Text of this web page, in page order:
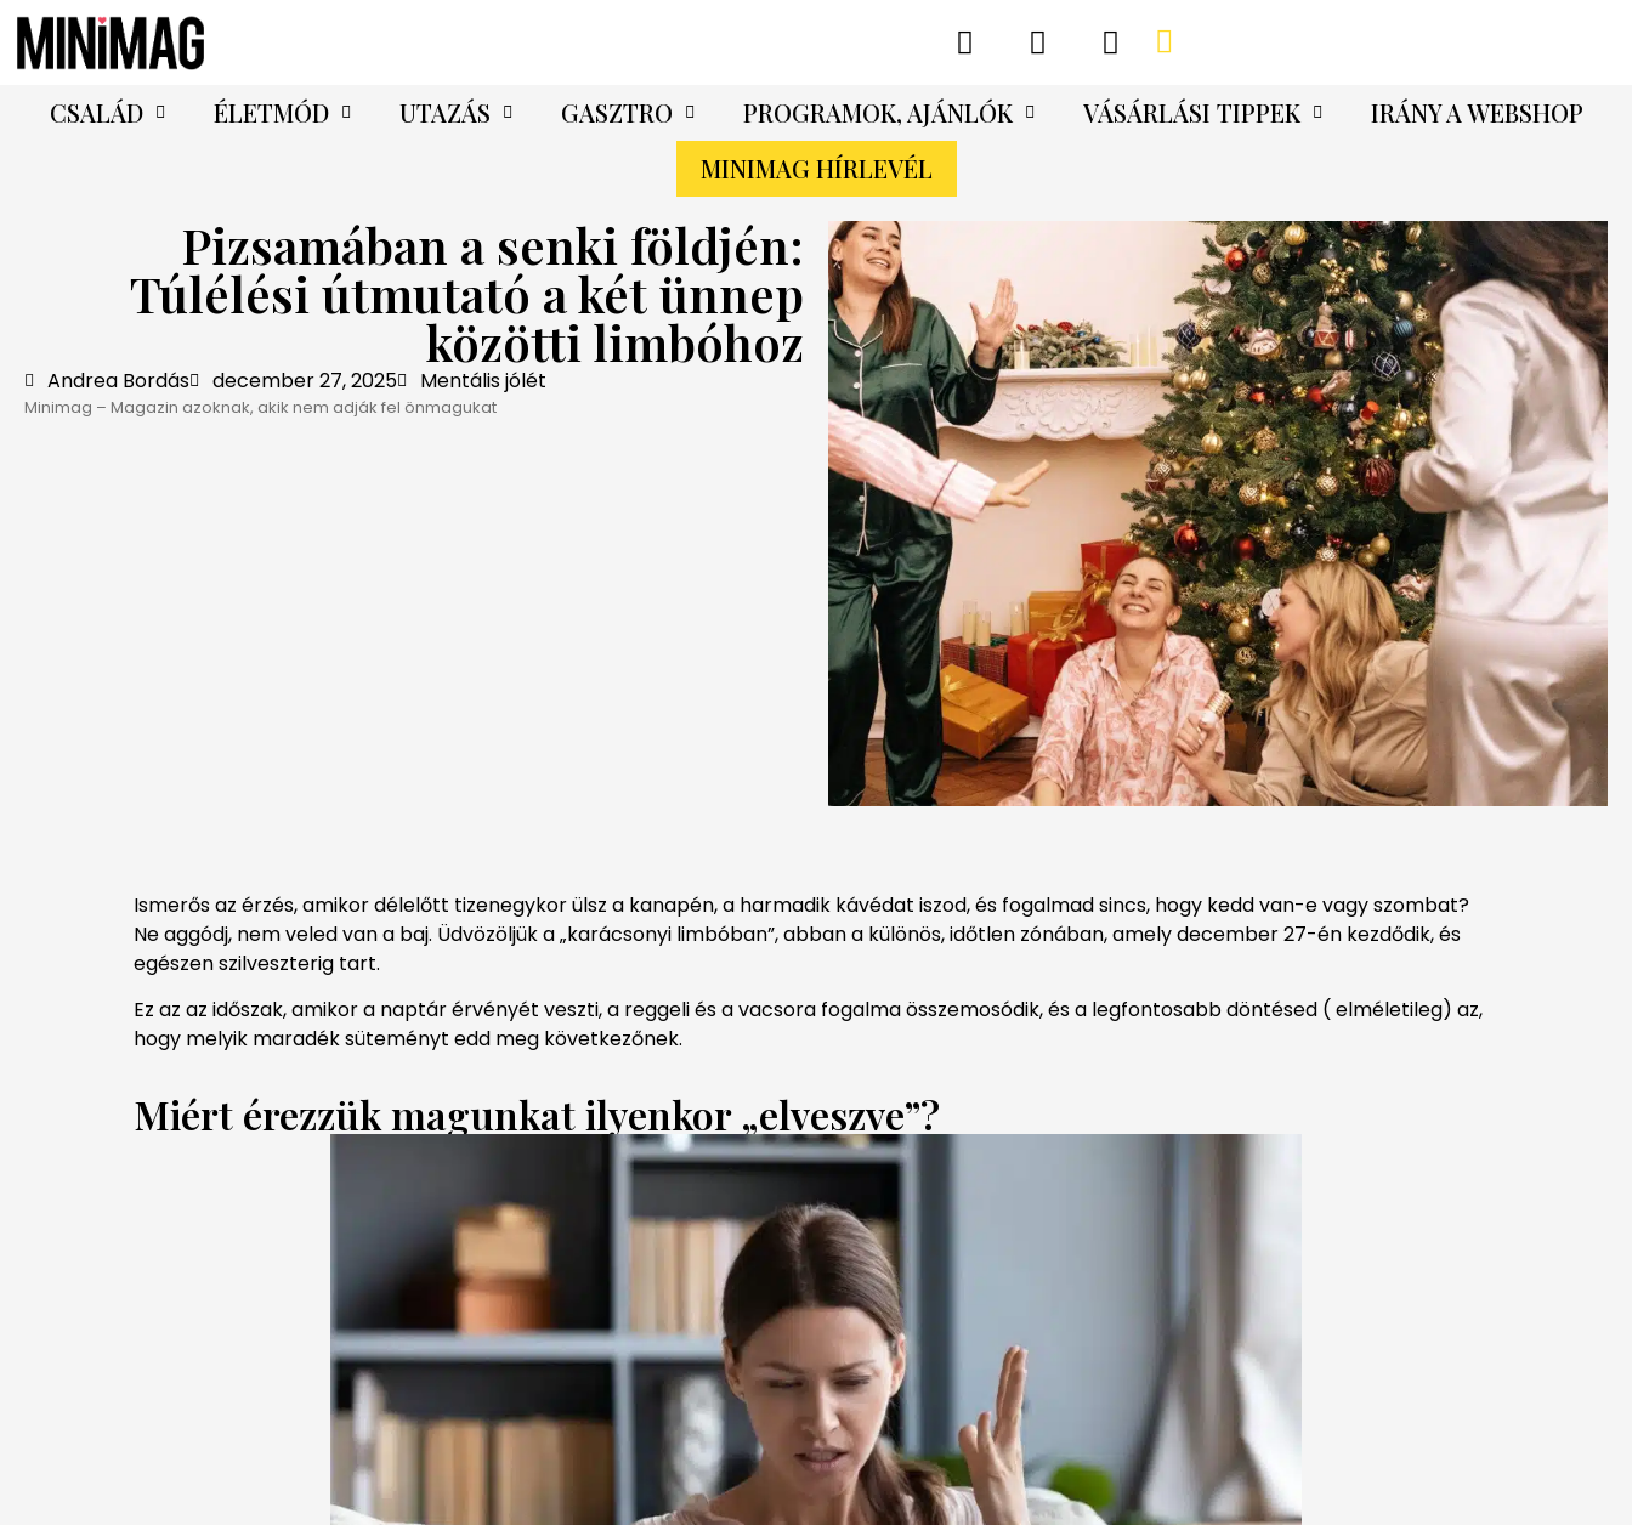
CSALÁD ÉLETMÓD UTAZÁS GASZTRO PROGRAMOK, AJÁNLÓK VÁSÁRLÁSI TIPPEK
IRÁNY A WEBSHOP
MINIMAG HÍRLEVÉL
Pizsamában a senki földjén:
Túlélési útmutató a két ünnep
közötti limbóhoz
Andrea Bordás december 27, 2025 Mentális jólét
Minimag – Magazin azoknak, akik nem adják fel önmagukat
Ismerős az érzés, amikor délelőtt tizenegykor ülsz a kanapén, a harmadik kávédat iszod, és fogalmad sincs, hogy kedd van-e vagy szombat?
Ne aggódj, nem veled van a baj. Üdvözöljük a „karácsonyi limbóban”, abban a különös, időtlen zónában, amely december 27-én kezdődik, és
egészen szilveszterig tart.
Ez az az időszak, amikor a naptár érvényét veszti, a reggeli és a vacsora fogalma összemosódik, és a legfontosabb döntésed ( elméletileg) az,
hogy melyik maradék süteményt edd meg következőnek.
Miért érezzük magunkat ilyenkor „elveszve”?